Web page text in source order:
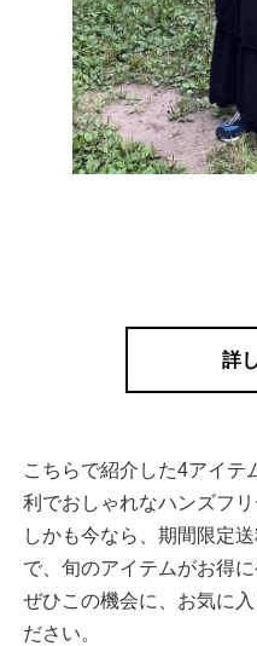
詳
こちらで紹介した4アイテ
利でおしゃれなハンズフ
しかも今なら、期間限定
で、旬のアイテムがお得
ぜひこの機会に、お気に
ださい。